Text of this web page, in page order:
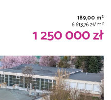
189,00 m2
6 613,76 zł/m2
1 250 000 zł